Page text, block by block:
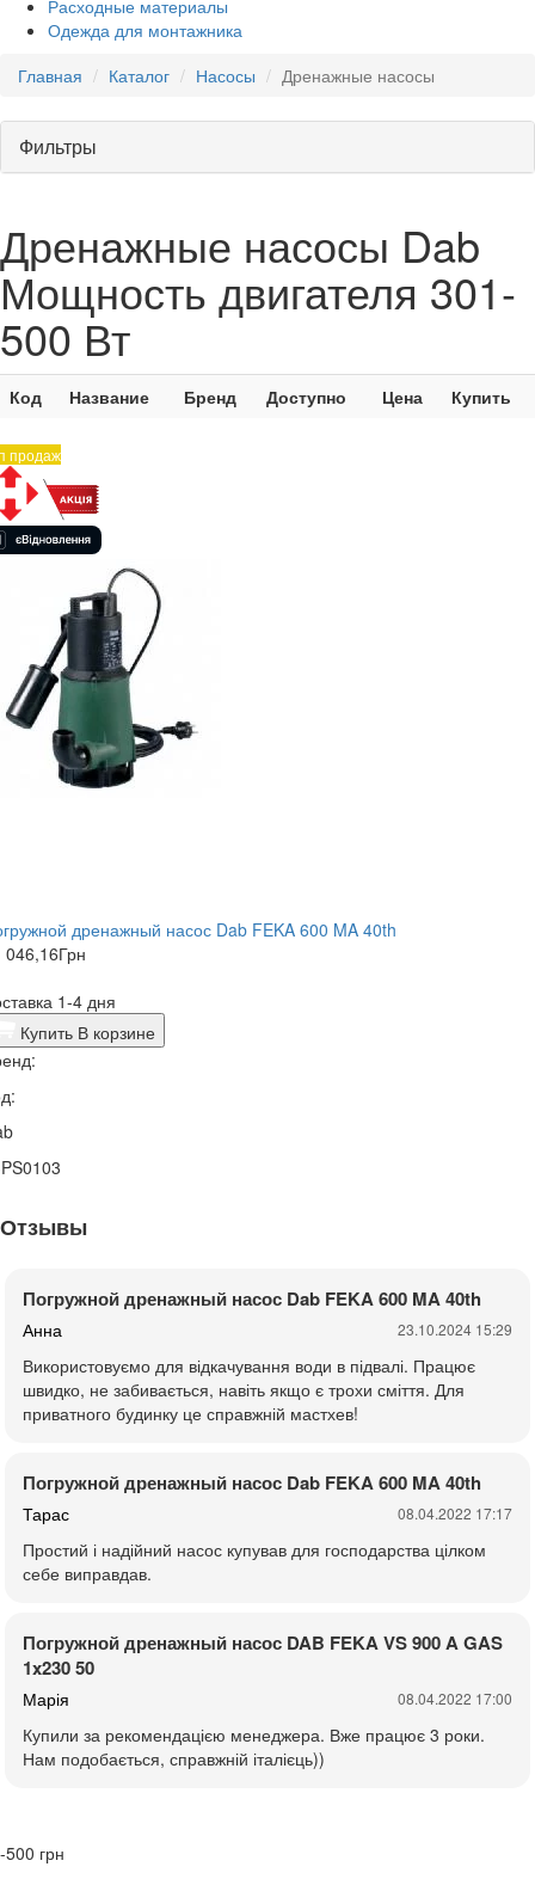
Расходные материалы
Одежда для монтажника
Главная
Каталог Насосы Дренажные насосы
Фильтры
Дренажные насосы Dab
Мощность двигателя 301-
500 Вт
Код Название Бренд Доступно Цена Купить
продаж
дренажный насос Dab FEKA 600 MA 40th
046,16Грн
1-4 дня
Купить В корзине
Отзывы
Погружной дренажный насос Dab FEKA 600 MA 40th
Анна 23.10.2024 15:29
Використовуємо для відкачування води в підвалі. Працює
швидко, не забивається, навіть якщо є трохи сміття. Для
приватного будинку це справжній мастхев!
Погружной дренажный насос Dab FEKA 600 MA 40th
Тарас 08.04.2022 17:17
Простий і надійний насос купував для господарства цілком
себе виправдав.
Погружной дренажный насос DAB FEKA VS 900 A GAS
1x230 50
Марія 08.04.2022 17:00
Купили за рекомендацією менеджера. Вже працює 3 роки.
Нам подобається, справжній італієць))
-500 грн